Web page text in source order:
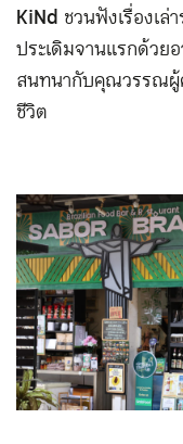
KiNd ชวนฟังเรื่องเล่
ประเดิมจานแรกด้วย
สนทนากับคุณวรรณผู้
ชีวิต